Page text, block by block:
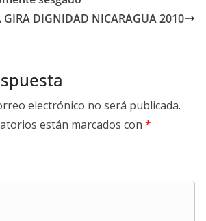
GIRA DIGNIDAD NICARAGUA 2010
electrónico no será publicada.
están marcados con *